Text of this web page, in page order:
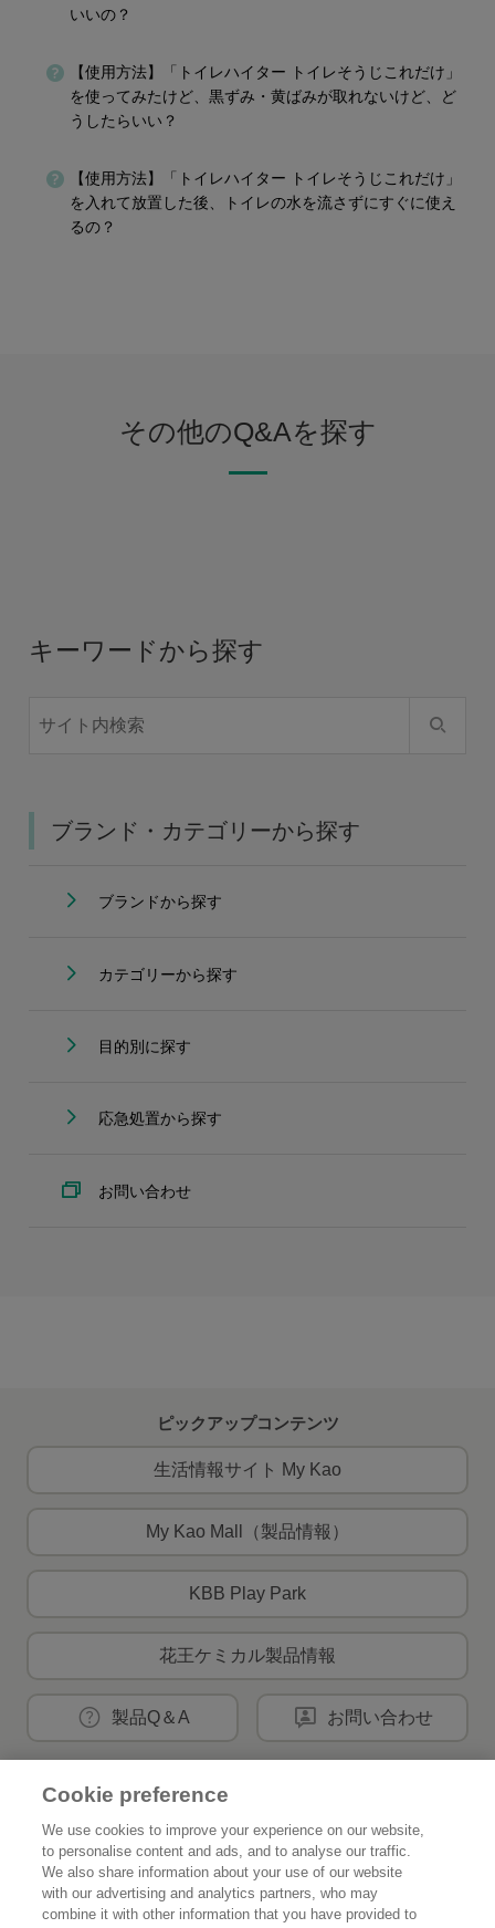
いいの？
【使用方法】「トイレハイター トイレそうじこれだけ」
を使ってみたけど、黒ずみ・黄ばみが取れないけど、ど
うしたらいい？
【使用方法】「トイレハイター トイレそうじこれだけ」
を入れて放置した後、トイレの水を流さずにすぐに使え
るの？
その他のQ&Aを探す
キーワードから探す
ブランド・カテゴリーから探す
ブランドから探す
カテゴリーから探す
目的別に探す
応急処置から探す
お問い合わせ
ピックアップコンテンツ
生活情報サイト My Kao
My Kao Mall（製品情報）
KBB Play Park
花王ケミカル製品情報
製品Q＆A お問い合わせ
花王公式SNSアカウント
Cookie preference
We use cookies to improve your experience on our website,
to personalise content and ads, and to analyse our traffic.
We also share information about your use of our website
with our advertising and analytics partners, who may
combine it with other information that you have provided to